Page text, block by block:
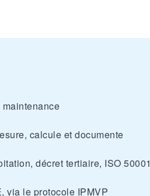
calcule et documente
décret tertiaire, ISO 50001
via le protocole IPMVP